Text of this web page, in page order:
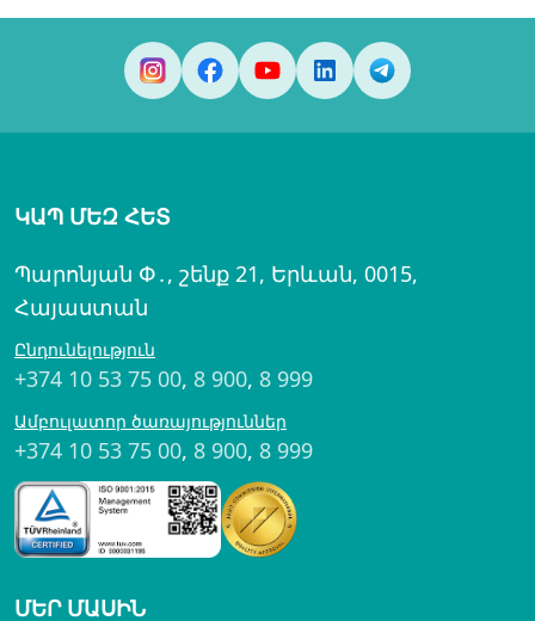
ԿԱՊ ՄԵԶ ՀԵՏ
Պարոնյան Փ․, շենք 21, Երևան, 0015,
Հայաստան
Ընդունելություն
+374 10 53 75 00, 8 900, 8 999
Ամբուլատոր ծառայություններ
+374 10 53 75 00, 8 900, 8 999
ՄԵՐ ՄԱՍԻՆ